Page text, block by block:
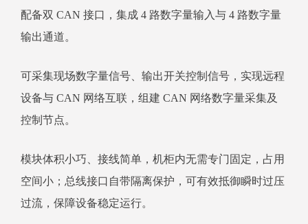
配备双 CAN 接口，集成 4 路数字量输入与 4 路数字量
输出通道。
可采集现场数字量信号、输出开关控制信号，实现远程
设备与 CAN 网络互联，组建 CAN 网络数字量采集及
控制节点。
模块体积小巧、接线简单，机柜内无需专门固定，占用
空间小；总线接口自带隔离保护，可有效抵御瞬时过压
过流，保障设备稳定运行。